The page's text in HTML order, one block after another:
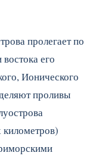
пролегает по
его
Ионического
проливы